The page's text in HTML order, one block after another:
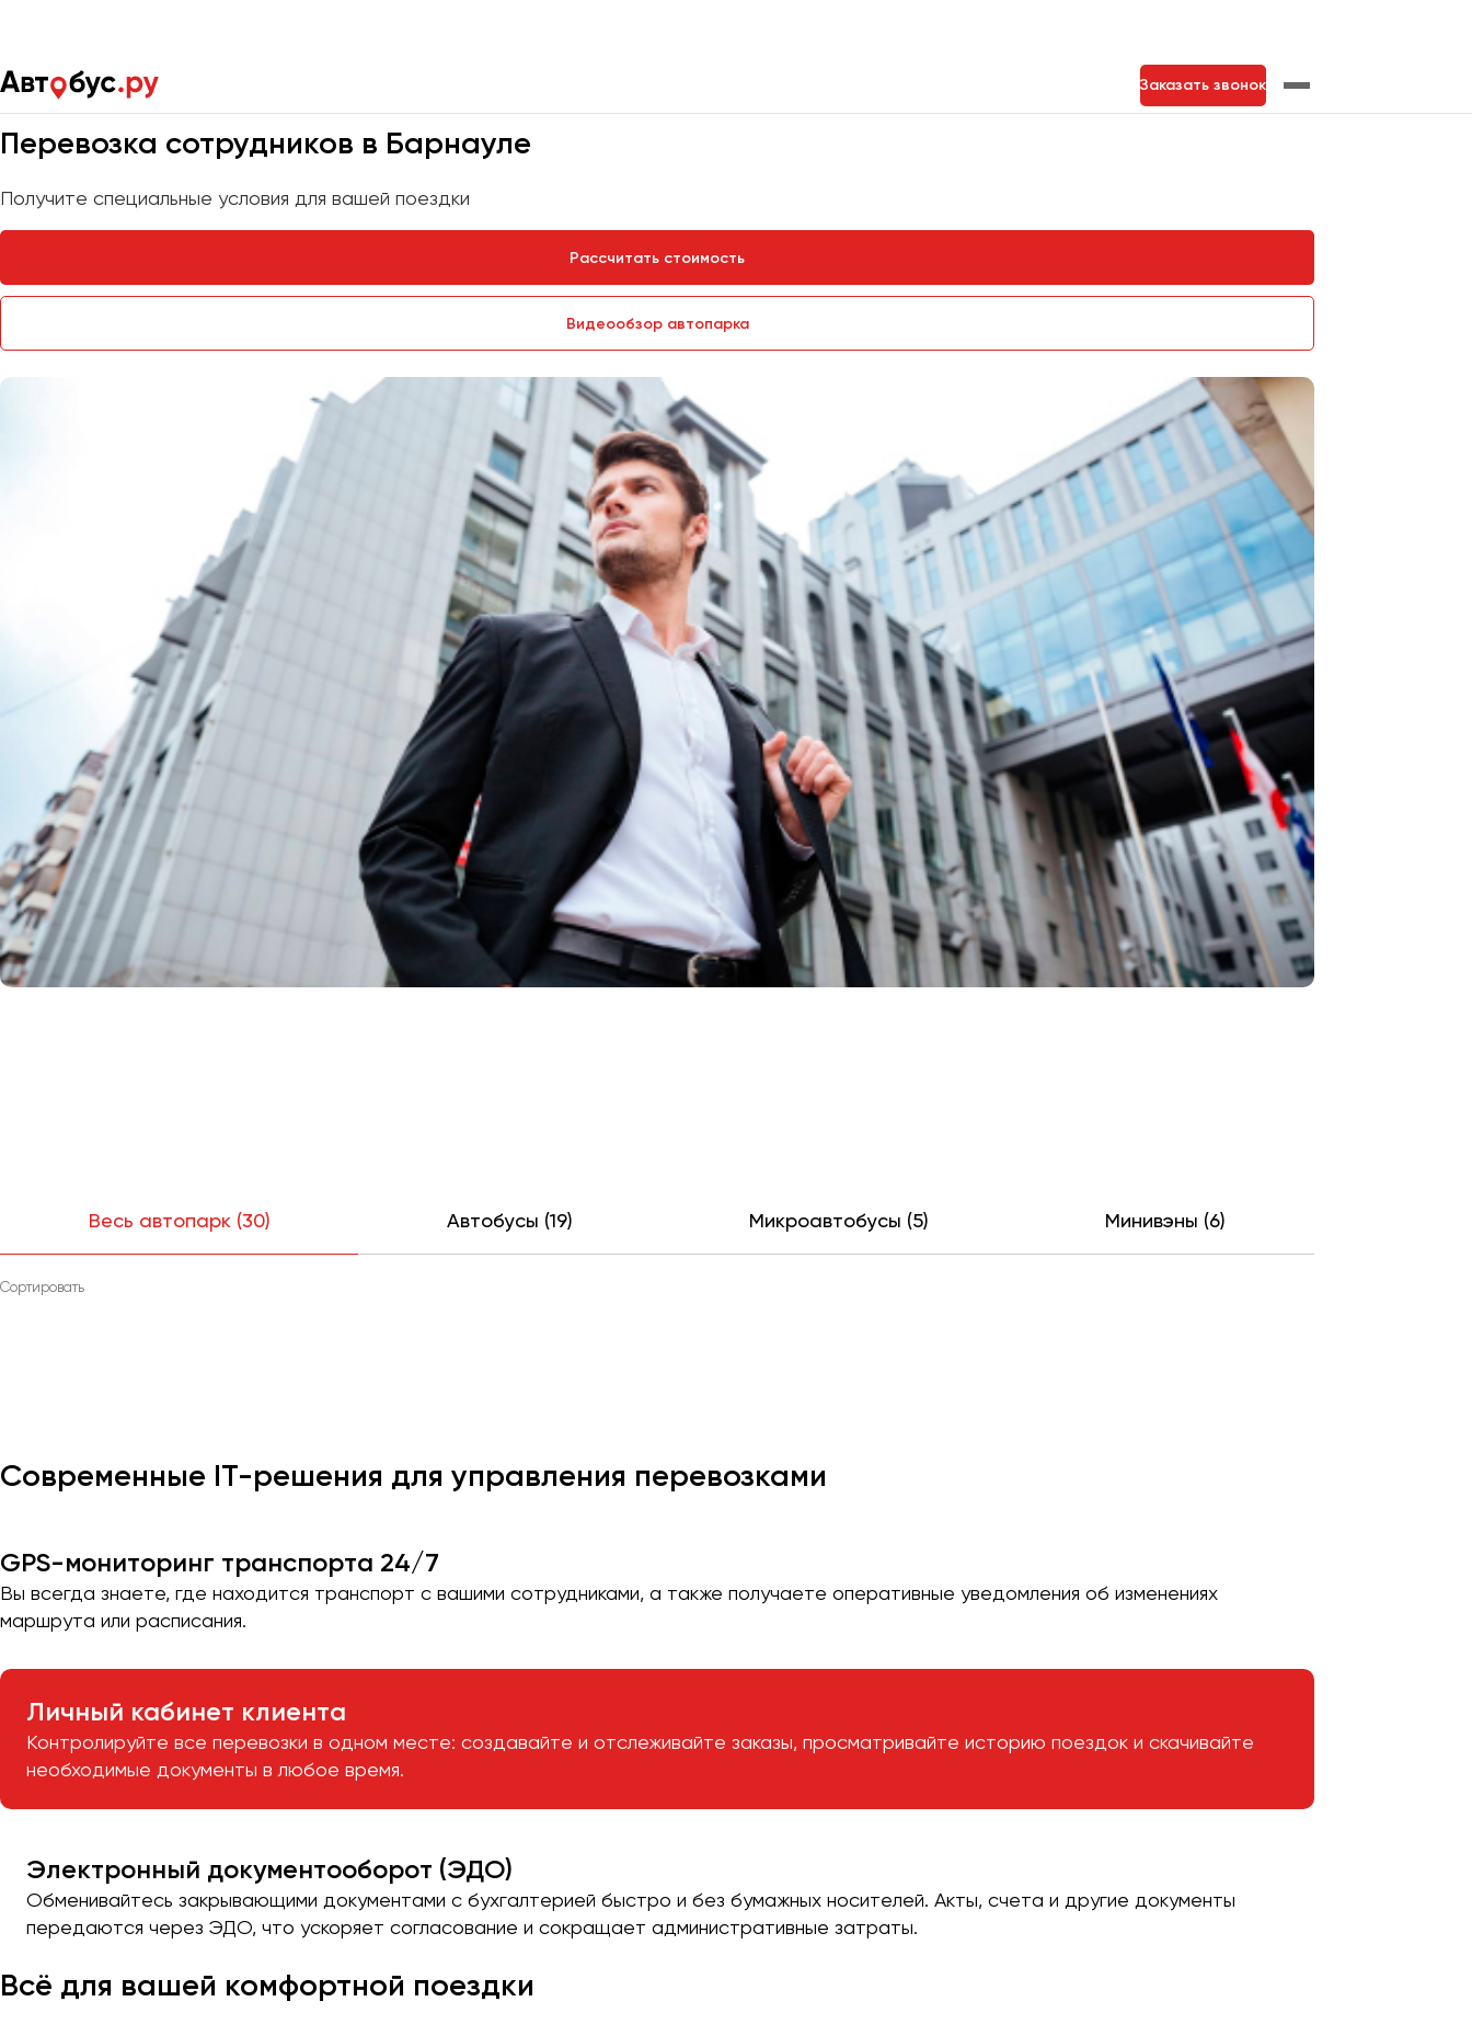
Заказать звонок
Главная Услуги Доставка сотрудников
Мы на связи 24/7
Перевозка сотрудников в Барнауле
Получите специальные условия для вашей поездки
Рассчитать стоимость
Видеообзор автопарка
Весь автопарк (30) Автобусы (19) Микроавтобусы (5) Минивэны (6)
Современные IT-решения для управления перевозками
GPS-мониторинг транспорта 24/7
Вы всегда знаете, где находится транспорт с вашими сотрудниками, а также получаете оперативные уведомления об изменениях
маршрута или расписания.
Личный кабинет клиента
Контролируйте все перевозки в одном месте: создавайте и отслеживайте заказы, просматривайте историю поездок и скачивайте
необходимые документы в любое время.
Электронный документооборот (ЭДО)
Обменивайтесь закрывающими документами с бухгалтерией быстро и без бумажных носителей. Акты, счета и другие документы
передаются через ЭДО, что ускоряет согласование и сокращает административные затраты.
Всё для вашей комфортной поездки